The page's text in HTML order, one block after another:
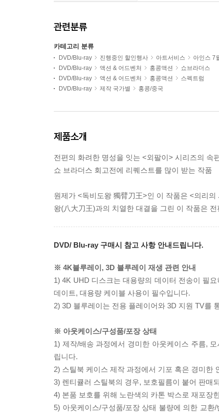
관련분류
카테고리 분류
DVD/Blu-ray 진행중인 할인행사 아트서비스
아인스 7
DVD/Blu-ray
액션 & 어드벤처 홍콩액션
쇼브라더스
DVD/Blu-ray
액션 & 어드벤처 홍콩액션
스펙트럼
DVD/Blu-ray
제작 국가별 홍콩/중국
제품소개
전편의 화려한 명성을 잇는 <외팔이> 시리즈의 속
쇼 브라더스 회고전에 리퀘스트를 많이 받는 작품
원제가 <독비도왕 獨臂刀王>인 이 작품은 <의리
왕(八大刀王)과의 치열한 대결을 그린 이 작품은
DVD/ Blu-ray 구매시 참고 사항 안내드립니다.
※ 4K블루레이, 3D 블루레이 재생 관련 안내
1) 4K UHD 디스크는 대용량의 데이터 전송이 필
데이트, 대용량 케이블 사용이 필수입니다.
2) 3D 블루레이는 전용 플레이어와 3D 지원 TV를
※ 아웃케이스/구성품/포장 상태
1) 제작/배송 과정에서 경미한 아웃케이스 주름,
립니다.
2) 스틸북 케이스 제작 과정에서 기포 혹은 경미한
3) 렌티큘러 스틸북의 경우, 보호필름이 붙어 판매
4) 본품 보호를 위해 노란색의 카톤 박스로 재포장
5) 아웃케이스/구성품/포장 상태 불량에 의한 교